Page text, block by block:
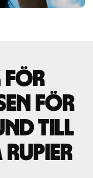
för
för
till